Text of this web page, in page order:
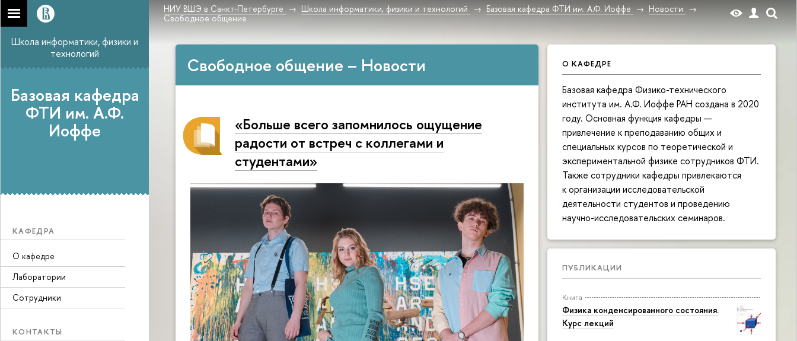
НИУ ВШЭ в Санкт-Петербурге Школа информатики, физики и технологий Базовая кафедра ФТИ им. А.Ф. Иоффе
Новости
Свободное общение
Школа информатики, физики и
технологий
Базовая кафедра
ФТИ им. А.Ф.
Иоффе
КАФЕДРА
О кафедре
Лаборатории
Сотрудники
КОНТАКТЫ
О КАФЕДРЕ
Базовая кафедра Физико-технического
института им. А.Ф. Иоффе РАН создана в 2020
году. Основная функция кафедры —
привлечение к преподаванию общих и
специальных курсов по теоретической и
экспериментальной физике сотрудников ФТИ.
Также сотрудники кафедры привлекаются
к организации исследовательской
деятельности студентов и проведению
научно-исследовательских семинаров.
ПУБЛИКАЦИИ
Книга
Физика конденсированного состояния.
Курс лекций
Свободное общение – Новости
«Больше всего запомнилось ощущение
радости от встреч с коллегами и
студентами»